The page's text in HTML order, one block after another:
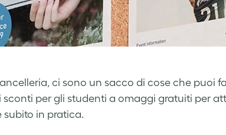
ci sono un sacco di cose che puoi
per gli studenti a omaggi gratuiti per
subito in pratica.